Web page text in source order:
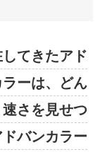
てきたアド
ーは、どん
さを見せつ
バンカラー